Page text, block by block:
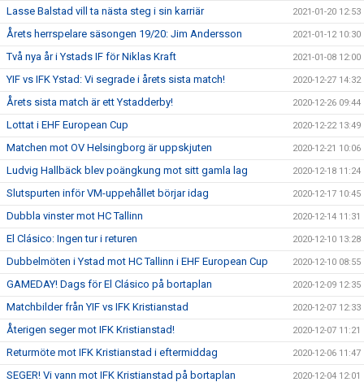
Lasse Balstad vill ta nästa steg i sin karriär 2021-01-20 12:53
Årets herrspelare säsongen 19/20: Jim Andersson 2021-01-12 10:30
Två nya år i Ystads IF för Niklas Kraft 2021-01-08 12:00
YIF vs IFK Ystad: Vi segrade i årets sista match! 2020-12-27 14:32
Årets sista match är ett Ystadderby! 2020-12-26 09:44
Lottat i EHF European Cup 2020-12-22 13:49
Matchen mot OV Helsingborg är uppskjuten 2020-12-21 10:06
Ludvig Hallbäck blev poängkung mot sitt gamla lag 2020-12-18 11:24
Slutspurten inför VM-uppehållet börjar idag 2020-12-17 10:45
Dubbla vinster mot HC Tallinn 2020-12-14 11:31
El Clásico: Ingen tur i returen 2020-12-10 13:28
Dubbelmöten i Ystad mot HC Tallinn i EHF European Cup 2020-12-10 08:55
GAMEDAY! Dags för El Clásico på bortaplan 2020-12-09 12:35
Matchbilder från YIF vs IFK Kristianstad 2020-12-07 12:33
Återigen seger mot IFK Kristianstad! 2020-12-07 11:21
Returmöte mot IFK Kristianstad i eftermiddag 2020-12-06 11:47
SEGER! Vi vann mot IFK Kristianstad på bortaplan 2020-12-04 12:01